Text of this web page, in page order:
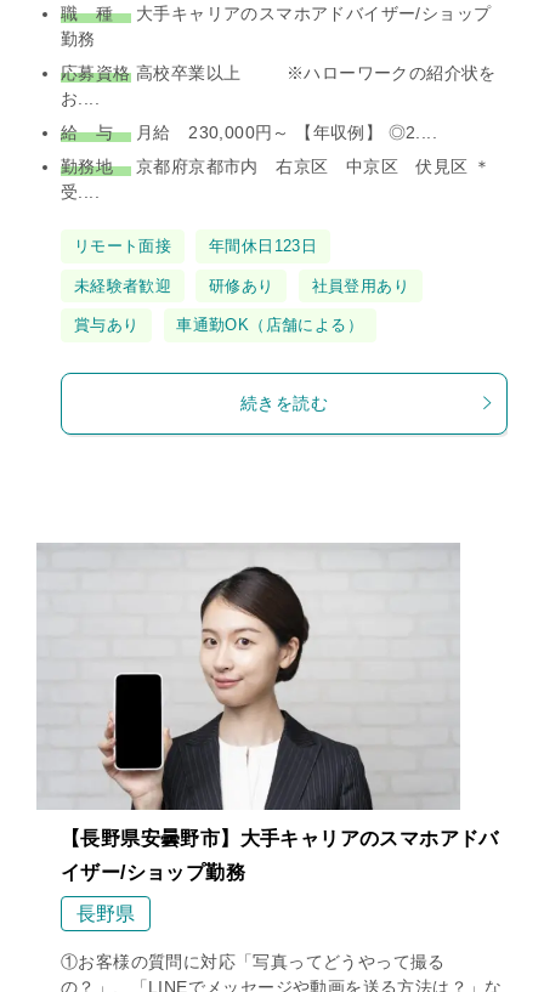
職 種大手キャリアのスマホアドバイザー/ショップ
勤務
応募資格高校卒業以上 ※ハローワークの紹介状を
お....
給 与月給 230,000円～ 【年収例】 ◎2....
勤務地京都府京都市内 右京区 中京区 伏見区 ＊
受....
タリモート面接 年間休日123日
未経験者歓迎 研修あり 社員登用あり
賞与あり 車通勤OK（店舗による）
続きを読む
【長野県安曇野市】大手キャリアのスマホアドバ
イザー/ショップ勤務
長野県
①お客様の質問に対応「写真ってどうやって撮る
の？」、「LINEでメッセージや動画を送る方法は？」な